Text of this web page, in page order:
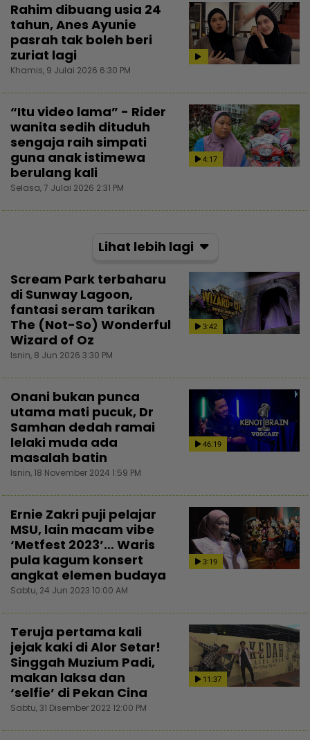
Rahim dibuang usia 24
tahun, Anes Ayunie
pasrah tak boleh beri
zuriat lagi
Khamis, 9 Julai 2026 6:30 PM
4:17
“Itu video lama” - Rider
wanita sedih dituduh
sengaja raih simpati
guna anak istimewa
berulang kali
Selasa, 7 Julai 2026 2:31 PM
Lihat lebih lagi
3:42
Scream Park terbaharu
di Sunway Lagoon,
fantasi seram tarikan
The (Not-So) Wonderful
Wizard of Oz
Isnin, 8 Jun 2026 3:30 PM
46:19
Onani bukan punca
utama mati pucuk, Dr
Samhan dedah ramai
lelaki muda ada
masalah batin
Isnin, 18 November 2024 1:59 PM
3:19
Ernie Zakri puji pelajar
MSU, lain macam vibe
‘Metfest 2023’… Waris
pula kagum konsert
angkat elemen budaya
Sabtu, 24 Jun 2023 10:00 AM
11:37
Teruja pertama kali
jejak kaki di Alor Setar!
Singgah Muzium Padi,
makan laksa dan
‘selfie’ di Pekan Cina
Sabtu, 31 Disember 2022 12:00 PM